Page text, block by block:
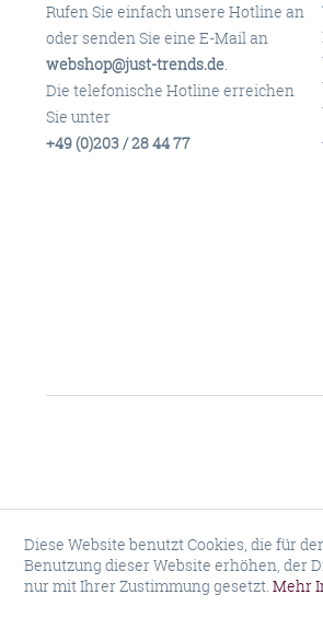
Rufen Sie einfach unsere Hotline an
oder senden Sie eine E-Mail an
webshop@just-trends.de.
Die telefonische Hotline erreichen
Sie unter
+49 (0)203 / 28 44 77
Diese Website benutzt Cookies, die für
Benutzung dieser Website erhöhen, der
nur mit Ihrer Zustimmung gesetzt. Mehr